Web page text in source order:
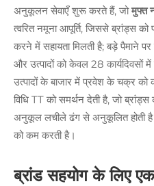
अनुकूलन सेवाएँ शुरू करते हैं, जोमुफ्त
त्वरित नमूना आपूर्ति, जिससे ब्रांड्स को
करने में सहायता मिलती है; बड़े पैमाने
और उत्पादों को केवल 28 कार्यदिवसों
उत्पादों के बाजार में प्रवेश के चक्र को
विधि TT को समर्थन देती है, जो
अनुकूल लचीले ढंग से अनुकूलित होती है
को कम करती है।
ब्रांड सहयोग के लिए